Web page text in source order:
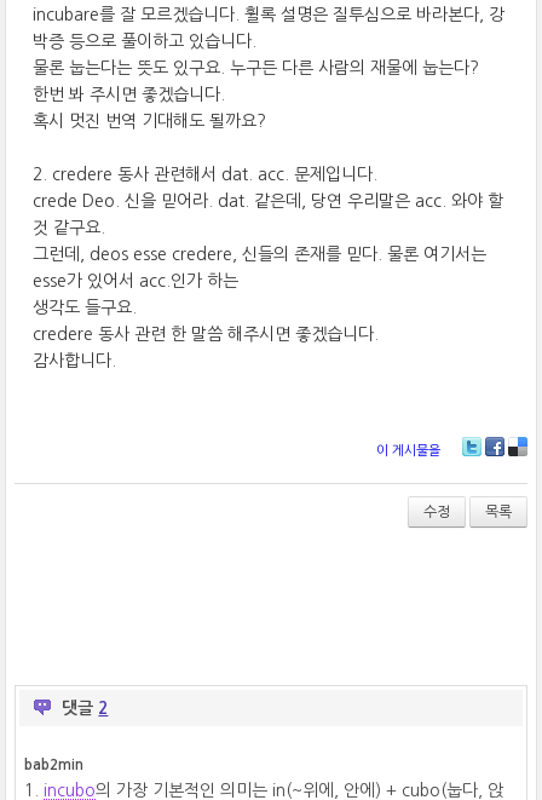
incubare를 잘 모르겠습니다. 휠록 설명은 질투심으로 바라본다, 강
박증 등으로 풀이하고 있습니다.
물론 눕는다는 뜻도 있구요. 누구든 다른 사람의 재물에 눕는다?
한번 봐 주시면 좋겠습니다.
혹시 멋진 번역 기대해도 될까요?
2. credere 동사 관련해서 dat. acc. 문제입니다.
crede Deo. 신을 믿어라. dat. 같은데, 당연 우리말은 acc. 와야 할
것 같구요.
그런데, deos esse credere, 신들의 존재를 믿다. 물론 여기서는
esse가 있어서 acc.인가 하는
생각도 들구요.
credere 동사 관련 한 말씀 해주시면 좋겠습니다.
감사합니다.
이 게시물을
wi
er
ce
bo
ok
lici
ou
s
수정 목록
댓글 2
bab2min
1. incubo의 가장 기본적인 의미는 in(~위에, 안에) + cubo(눕다, 앉